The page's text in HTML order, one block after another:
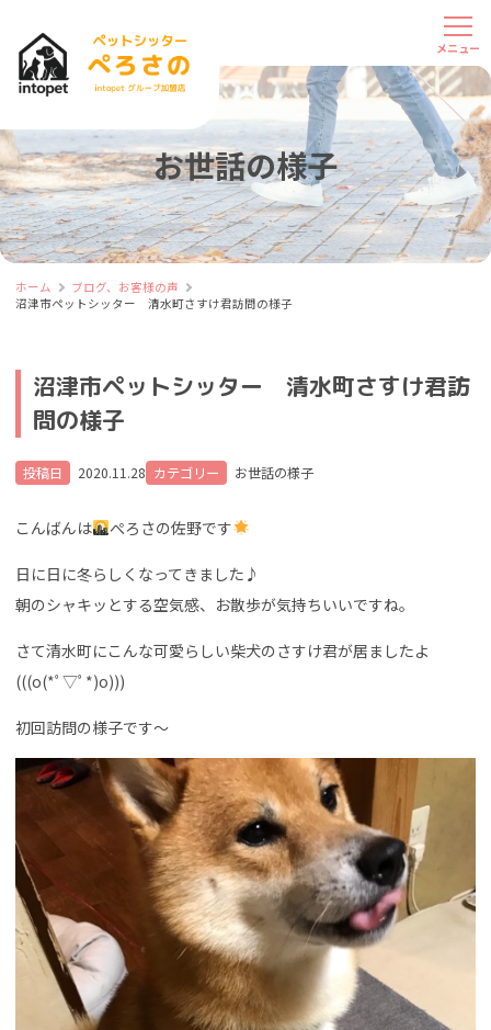
お世話の様子
ホーム
ブログ、お客様の声
沼津市ペットシッター 清水町さすけ君訪問の様子
沼津市ペットシッター 清水町さすけ君訪
問の様子
投稿日 2020.11.28 カテゴリー お世話の様子
こんばんは ぺろさの佐野です
日に日に冬らしくなってきました♪
朝のシャキッとする空気感、お散歩が気持ちいいですね。
さて清水町にこんな可愛らしい柴犬のさすけ君が居ましたよ
(((o(*ﾟ▽ﾟ*)o)))
初回訪問の様子です〜